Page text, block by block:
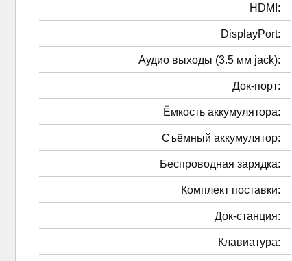
HDMI:
DisplayPort:
Аудио выходы (3.5 мм jack):
Док-порт:
Ёмкость аккумулятора:
Cъёмный аккумулятор:
Беспроводная зарядка:
Комплект поставки:
Док-станция:
Клавиатура: